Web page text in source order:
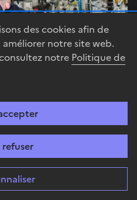
des cookies afin de
notre site web.
notre Politique de
?